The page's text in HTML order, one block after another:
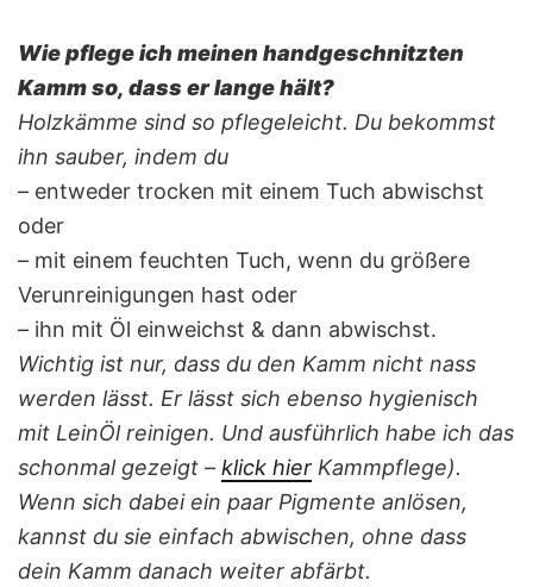
Wie pflege ich meinen handgeschnitzten
Kamm so, dass er lange hält?
Holzkämme sind so pflegeleicht. Du bekommst
ihn sauber, indem du
– entweder trocken mit einem Tuch abwischst
oder
– mit einem feuchten Tuch, wenn du größere
Verunreinigungen hast oder
– ihn mit Öl einweichst & dann abwischst.
Wichtig ist nur, dass du den Kamm nicht nass
werden lässt. Er lässt sich ebenso hygienisch
mit LeinÖl reinigen. Und ausführlich habe ich das
schonmal gezeigt – klick hier Kammpflege).
Wenn sich dabei ein paar Pigmente anlösen,
kannst du sie einfach abwischen, ohne dass
dein Kamm danach weiter abfärbt.